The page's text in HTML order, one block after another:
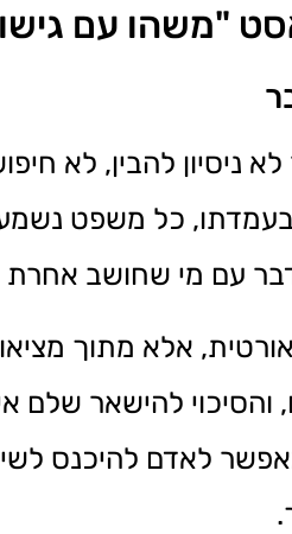
ניסיון להבין, לא
כל משפט
עם מי שחושב
אלא מתוך
להישאר שלם
לאדם להיכנס